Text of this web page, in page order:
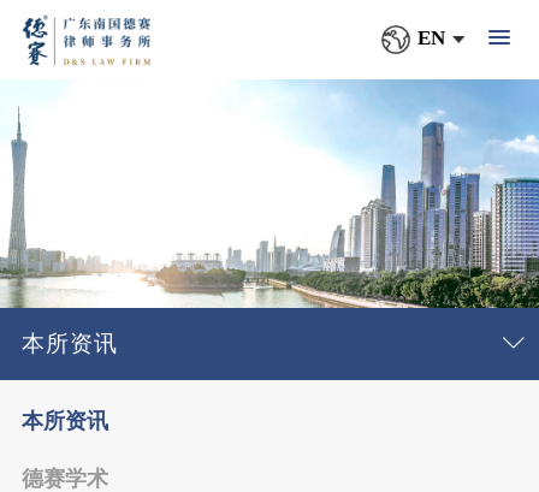
EN
本所资讯
本所资讯
德赛学术